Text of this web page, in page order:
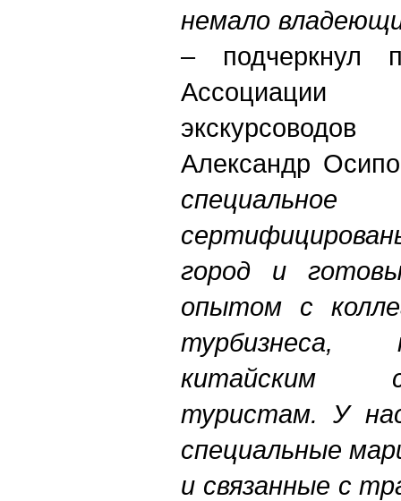
немало
– подчеркнул
Ассоциации
Александр
город и
опытом с
турбизнеса,
китайским
туристам. У
специальные
и связанные с